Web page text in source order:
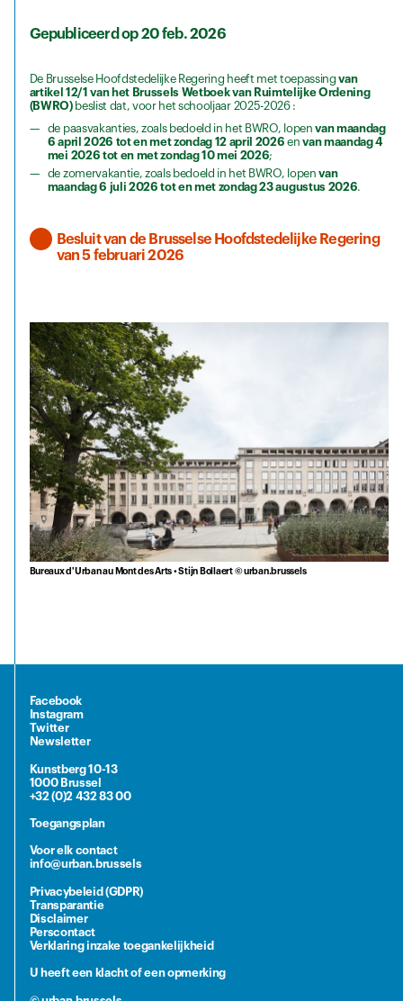
Gepubliceerd op 20 feb. 2026
De Brusselse Hoofdstedelijke Regering heeft met toepassingvan
artikel 12/1 van het Brussels Wetboek van Ruimtelijke Ordening
(BWRO)beslist dat, voor het schooljaar 2025-2026 :
de paasvakanties, zoals bedoeld in het BWRO, lopenvan maandag
6 april 2026 tot en met zondag 12 april 2026 en van maandag 4
mei 2026 tot en met zondag 10 mei 2026;
de zomervakantie, zoals bedoeld in het BWRO, lopenvan
maandag 6 juli 2026 tot en met zondag 23 augustus 2026
Besluit van de Brusselse Hoofdstedelijke Regering
van 5 februari 2026
Bureaux d'Urban au Mont des Arts • Stijn Bollaert © urban.brussels
Facebook
Instagram
Twitter
Newsletter
Kunstberg 10-13
1000 Brussel
+32 (0)2 432 83 00
Toegangsplan
Voor elk contact
info@urban.brussels
Privacybeleid (GDPR)
Transparantie
Disclaimer
Perscontact
Verklaring inzake toegankelijkheid
U heeft een klacht of een opmerking